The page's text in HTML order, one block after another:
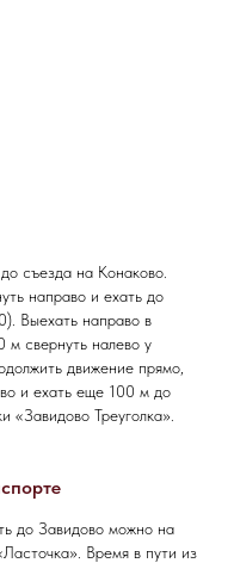
съезда на Конаково.
направо и ехать до
Выехать направо в
свернуть налево у
движение прямо,
и ехать еще 100 м до
«Завидово Треуголка».
до Завидово можно на
Время в пути из